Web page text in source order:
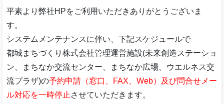
平素より弊社HPをご利用いただきありがとうございま
す。
システムメンテナンスに伴い、下記スケジュールで
都城まちづくり株式会社管理運営施設(未来創造ステーショ
ン、まちなか交流センター、まちなか広場、ウエルネス交
流プラザ)の予約申請（窓口、FAX、Web）及び問合せメー
ル対応を一時停止 させていただきます。